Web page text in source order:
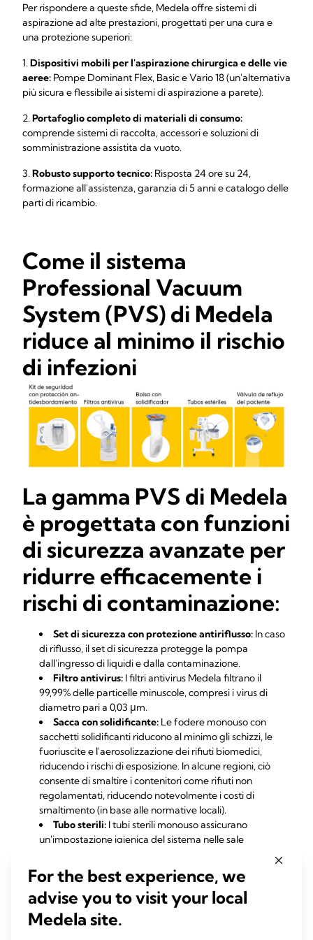
Per rispondere a queste sfide, Medela offre sistemi di
aspirazione ad alte prestazioni, progettati per una cura e
una protezione superiori:
1.Dispositivi mobili per l'aspirazione chirurgica e delle vie
aeree: Pompe Dominant Flex, Basic e Vario 18 (un'alternativa
più sicura e flessibile ai sistemi di aspirazione a parete).
2.Portafoglio completo di materiali di consumo:
comprende sistemi di raccolta, accessori e soluzioni di
somministrazione assistita da vuoto.
3.Robusto supporto tecnico: Risposta 24 ore su 24,
formazione all'assistenza, garanzia di 5 anni e catalogo delle
parti di ricambio.
Come il sistema
Professional Vacuum
System (PVS) di Medela
riduce al minimo il rischio
di infezioni
La gamma PVS di Medela
è progettata con funzioni
di sicurezza avanzate per
ridurre efficacemente i
rischi di contaminazione:
Set di sicurezza con protezione antiriflusso: In caso
di riflusso, il set di sicurezza protegge la pompa
dall'ingresso di liquidi e dalla contaminazione.
Filtro antivirus: I filtri antivirus Medela filtrano il
99,99% delle particelle minuscole, compresi i virus di
diametro pari a 0,03 μm.
Sacca con solidificante: Le fodere monouso con
sacchetti solidificanti riducono al minimo gli schizzi, le
fuoriuscite e l'aerosolizzazione dei rifiuti biomedici,
riducendo i rischi di esposizione. In alcune regioni, ciò
consente di smaltire i contenitori come rifiuti non
regolamentati, riducendo notevolmente i costi di
smaltimento (in base alle normative locali).
Tubo sterili: I tubi sterili monouso assicurano
un'impostazione igienica del sistema nelle sale
infezioni.
Valvola di riflusso del paziente:Integrata nei sistemi
di raccolta monouso e riutilizzabili, impedisce il riflusso e
il traboccamento del fluido, aumentando la sicurezza
per i pazienti e gli operatori sanitari.
For the best experience, we
advise you to visit your local
Medela site.